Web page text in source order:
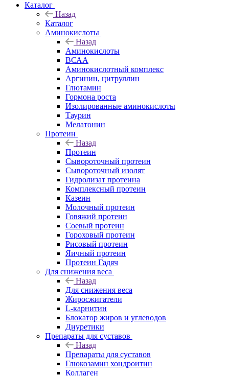
Каталог
Назад
Каталог
Аминокислоты
Назад
Аминокислоты
ВСАА
Аминокислотный комплекс
Аргинин, цитруллин
Глютамин
Гормона роста
Изолированные аминокислоты
Таурин
Мелатонин
Протеин
Назад
Протеин
Сывороточный протеин
Сывороточный изолят
Гидролизат протеина
Комплексный протеин
Казеин
Молочный протеин
Говяжий протеин
Соевый протеин
Гороховый протеин
Рисовый протеин
Яичный протеин
Протеин Гадяч
Для снижения веса
Назад
Для снижения веса
Жиросжигатели
L-карнитин
Блокатор жиров и углеводов
Диуретики
Препараты для суставов
Назад
Препараты для суставов
Глюкозамин хондроитин
Коллаген